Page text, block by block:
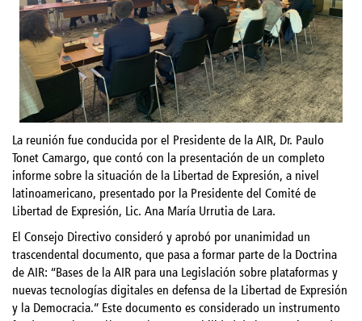
La reunión fue conducida por el Presidente de la AIR, Dr. Paulo
Tonet Camargo, que contó con la presentación de un completo
informe sobre la situación de la Libertad de Expresión, a nivel
latinoamericano, presentado por la Presidente del Comité de
Libertad de Expresión, Lic. Ana María Urrutia de Lara.
El Consejo Directivo consideró y aprobó por unanimidad un
trascendental documento, que pasa a formar parte de la Doctrina
de AIR: “Bases de la AIR para una Legislación sobre plataformas y
nuevas tecnologías digitales en defensa de la Libertad de Expresión
y la Democracia.” Este documento es considerado un instrumento